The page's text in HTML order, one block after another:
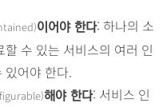
이어야 한다: 하나의 소
수 있는 서비스의 여러 인
있어야 한다.
해야 한다: 서비스 인